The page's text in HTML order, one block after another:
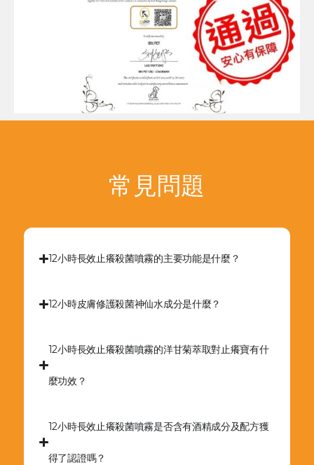
常見問題
12小時長效止癢殺菌噴霧的主要功能是什麼？
12小時皮膚修護殺菌神仙水成分是什麼？
12小時長效止癢殺菌噴霧的洋甘菊萃取對止癢寶有什
麼功效？
12小時長效止癢殺菌噴霧是否含有酒精成分及配方獲
得了認證嗎？